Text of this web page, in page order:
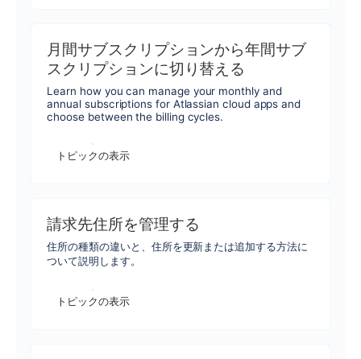
月間サブスクリプションから年間サブ
スクリプションに切り替える
Learn how you can manage your monthly and
annual subscriptions for Atlassian cloud apps and
choose between the billing cycles.
トピックの表示
請求先住所を管理する
住所の種類の違いと、住所を更新または追加する方法に
ついて説明します。
トピックの表示